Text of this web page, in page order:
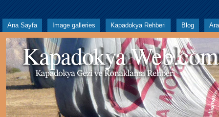
Ana Sayfa Image galleries Kapadokya Rehberi Blog Ara
Kapadokya Web.com